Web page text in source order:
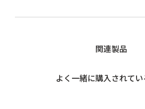
関連製品
よく一緒に購入されて